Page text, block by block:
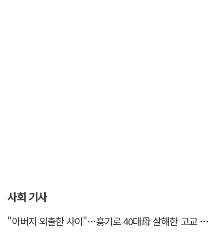
사회 기사
"아버지 외출한 사이"…흉기로 40대母 살해한 고교 자퇴생, 구속 기로에